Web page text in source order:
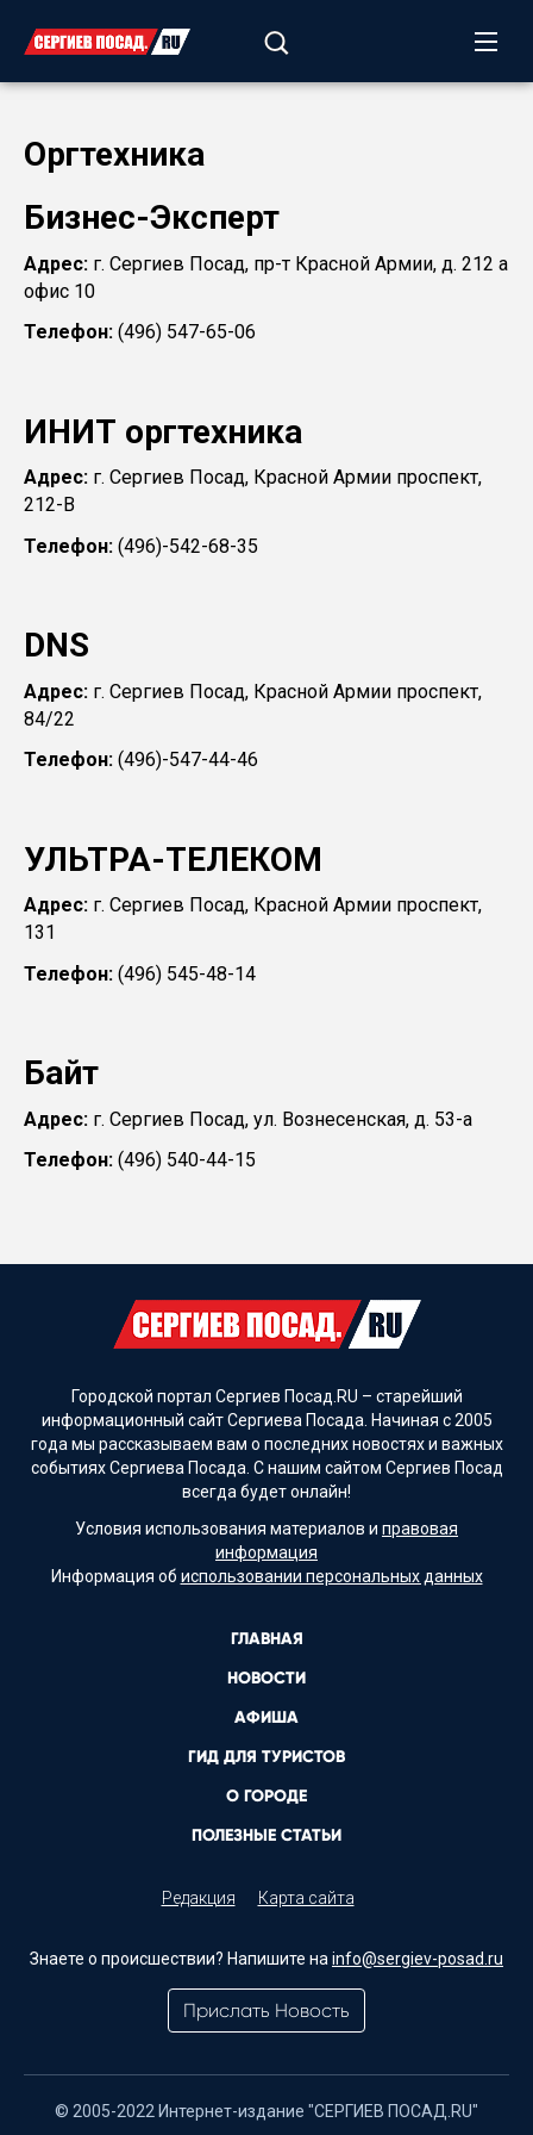
Оргтехника
Бизнес-Эксперт
Адрес: г. Сергиев Посад, пр-т Красной Армии, д. 212 а
офис 10
Телефон: (496) 547-65-06
ИНИТ оргтехника
Адрес: г. Сергиев Посад, Красной Армии проспект,
212-В
Телефон: (496)-542-68-35
DNS
Адрес: г. Сергиев Посад, Красной Армии проспект,
84/22
Телефон: (496)-547-44-46
УЛЬТРА-ТЕЛЕКОМ
Адрес: г. Сергиев Посад, Красной Армии проспект,
131
Телефон: (496) 545-48-14
Байт
Адрес: г. Сергиев Посад, ул. Вознесенская, д. 53-а
Телефон: (496) 540-44-15
Городской портал Сергиев Посад.RU – старейший
информационный сайт Сергиева Посада. Начиная с 2005
года мы рассказываем вам о последних новостях и важных
событиях Сергиева Посада. С нашим сайтом Сергиев Посад
всегда будет онлайн!
Условия использования материалов и правовая
информация
Информация об использовании персональных данных
ГЛАВНАЯ
НОВОСТИ
АФИША
ГИД ДЛЯ ТУРИСТОВ
О ГОРОДЕ
ПОЛЕЗНЫЕ СТАТЬИ
Редакция Карта сайта
Знаете о происшествии? Напишите на info@sergiev-posad.ru
Прислать Новость
© 2005-2022 Интернет-издание "СЕРГИЕВ ПОСАД.RU"